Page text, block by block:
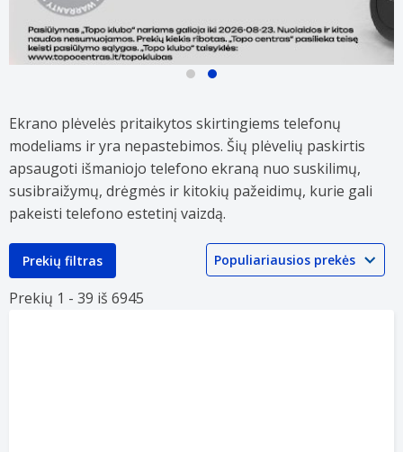
Atrinktiems
aksesuarams
TOP
kainos!
Daugeliui
telefonų
aksesuarų
TOP
Ekrano plėvelės pritaikytos skirtingiems telefonų
modeliams ir yra nepastebimos. Šių plėvelių paskirtis
apsaugoti išmaniojo telefono ekraną nuo suskilimų,
susibraižymų, drėgmės ir kitokių pažeidimų, kurie gali
pakeisti telefono estetinį vaizdą.
Prekių filtras
Prekių 1 - 39 iš 6945